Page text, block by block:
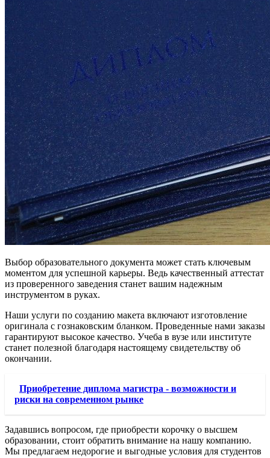
Выбор образовательного документа может стать ключевым
моментом для успешной карьеры. Ведь качественный аттестат
из проверенного заведения станет вашим надежным
инструментом в руках.
Наши услуги по созданию макета включают изготовление
оригинала с гознаковским бланком. Проведенные нами заказы
гарантируют высокое качество. Учеба в вузе или институте
станет полезной благодаря настоящему свидетельству об
окончании.
Приобретение диплома магистра - возможности и
риски на современном рынке
Задавшись вопросом, где приобрести корочку о высшем
образовании, стоит обратить внимание на нашу компанию.
Мы предлагаем недорогие и выгодные условия для студентов